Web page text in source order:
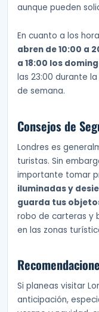
aunque pueden
En cuanto a los
abren de 10:00 a
a 18:00 los
las 23:00 durante
de semana.
Consejos de
Londres es
turistas. Sin
importante tomar
iluminadas y
guarda tus
robo de carteras y
en las zonas
Si planeas visitar
anticipación,